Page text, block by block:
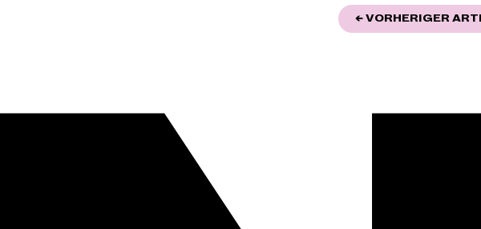
BEITRAGSNAVIGATION ← VORHERIGER